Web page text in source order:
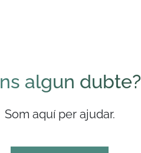
algun dubte?
Som aquí per ajudar.